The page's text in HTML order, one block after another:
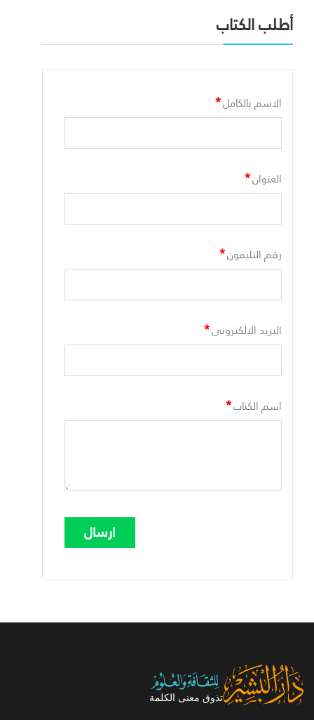
أطلب الكتاب
الاسم بالكامل*
العنوان*
رقم التليفون*
البريد الالكترونى*
اسم الكتاب*